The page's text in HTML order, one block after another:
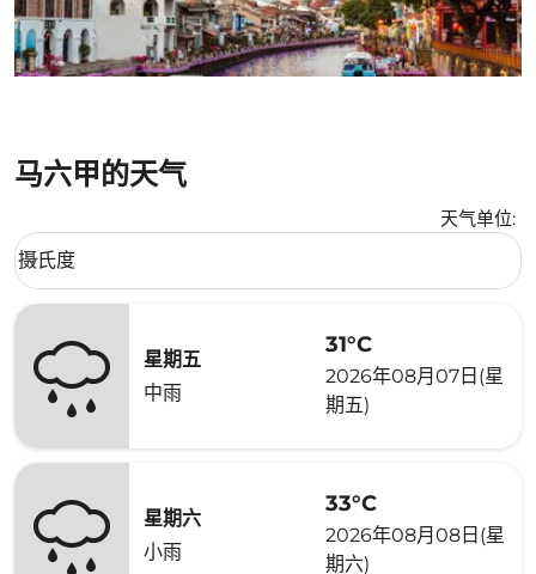
马六甲的天气
天气单位:
Weather unit option 摄氏度 Selected
摄氏度
keyboard_arrow_down
星期五
中雨
31°C
2026年08月07日(星
期五)
星期六
小雨
33°C
2026年08月08日(星
期六)